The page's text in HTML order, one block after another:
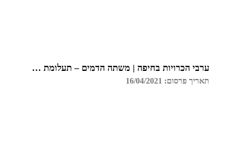
ערבי הכרויות בחיפה | משתה הדמים – תעלומת רצח בכל הארץ
תאריך פרסום: 16/04/2021